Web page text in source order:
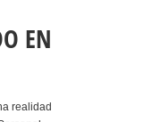
EN
realidad